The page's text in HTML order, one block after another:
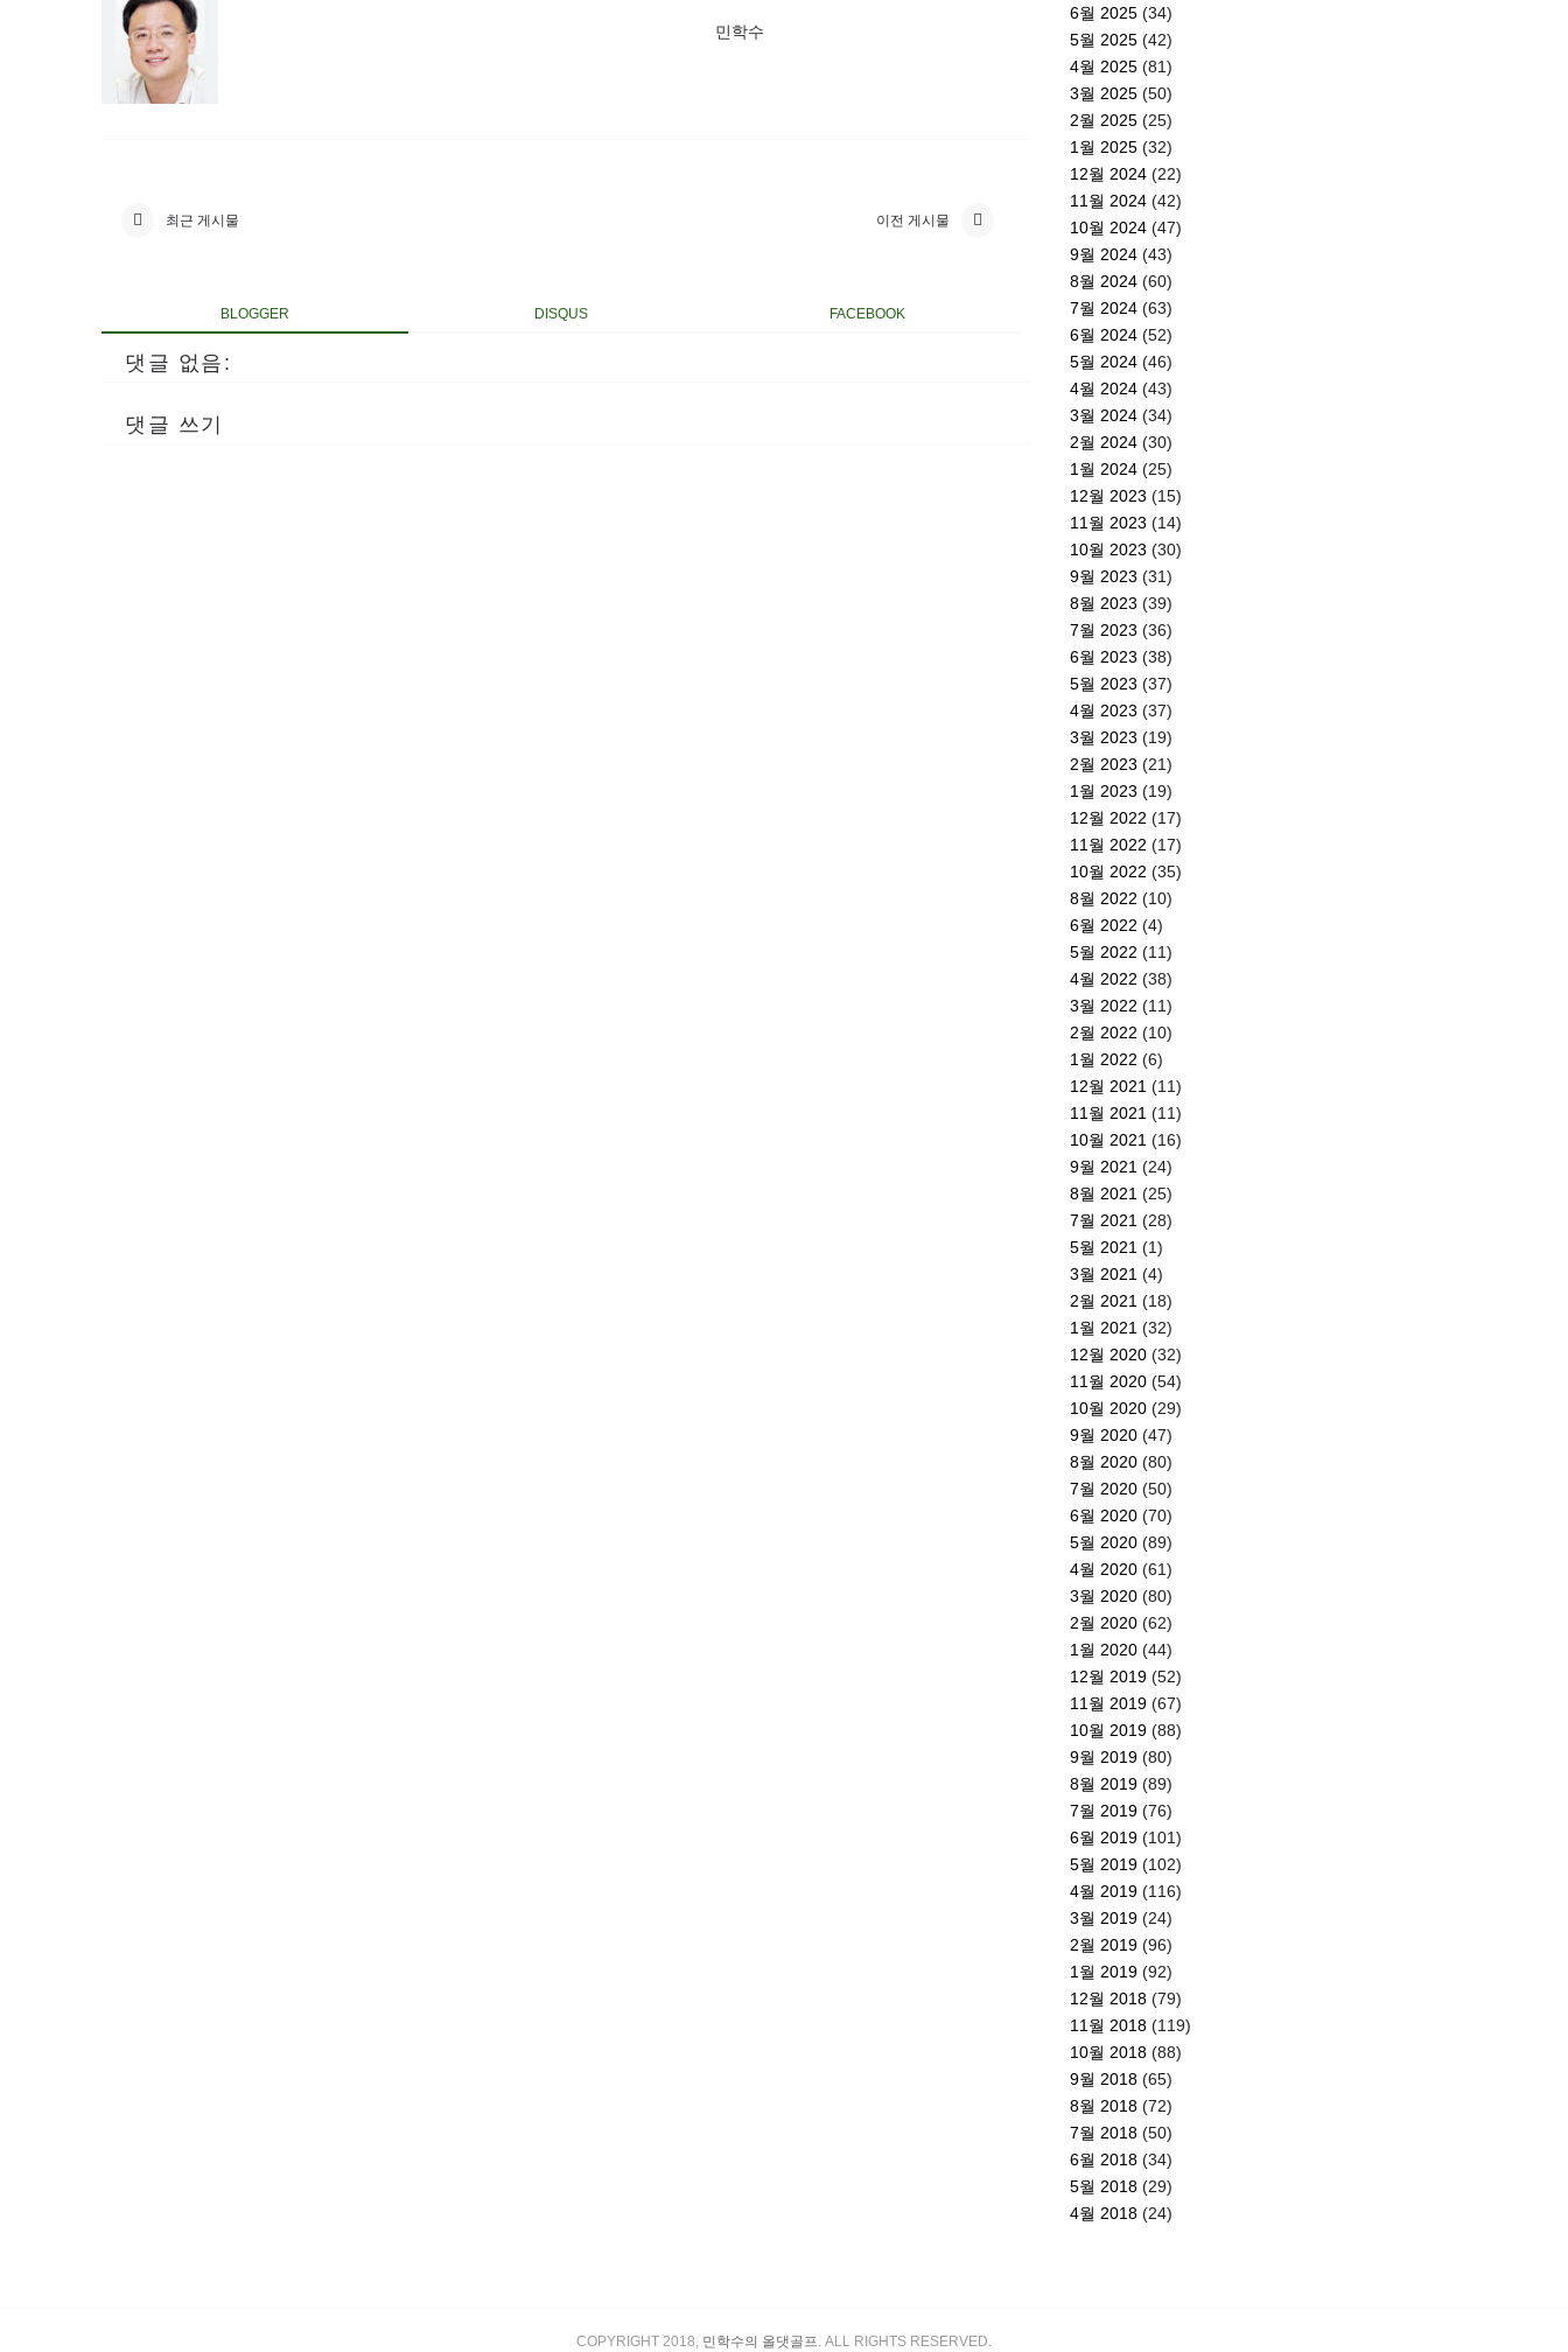
민학수
최근 게시물 이전 게시물
BLOGGER DISQUS FACEBOOK
댓글 없음:
댓글 쓰기
6월 2025 (34)
5월 2025 (42)
4월 2025 (81)
3월 2025 (50)
2월 2025 (25)
1월 2025 (32)
12월 2024 (22)
11월 2024 (42)
10월 2024 (47)
9월 2024 (43)
8월 2024 (60)
7월 2024 (63)
6월 2024 (52)
5월 2024 (46)
4월 2024 (43)
3월 2024 (34)
2월 2024 (30)
1월 2024 (25)
12월 2023 (15)
11월 2023 (14)
10월 2023 (30)
9월 2023 (31)
8월 2023 (39)
7월 2023 (36)
6월 2023 (38)
5월 2023 (37)
4월 2023 (37)
3월 2023 (19)
2월 2023 (21)
1월 2023 (19)
12월 2022 (17)
11월 2022 (17)
10월 2022 (35)
8월 2022 (10)
6월 2022 (4)
5월 2022 (11)
4월 2022 (38)
3월 2022 (11)
2월 2022 (10)
1월 2022 (6)
12월 2021 (11)
11월 2021 (11)
10월 2021 (16)
9월 2021 (24)
8월 2021 (25)
7월 2021 (28)
5월 2021 (1)
3월 2021 (4)
2월 2021 (18)
1월 2021 (32)
12월 2020 (32)
11월 2020 (54)
10월 2020 (29)
9월 2020 (47)
8월 2020 (80)
7월 2020 (50)
6월 2020 (70)
5월 2020 (89)
4월 2020 (61)
3월 2020 (80)
2월 2020 (62)
1월 2020 (44)
12월 2019 (52)
11월 2019 (67)
10월 2019 (88)
9월 2019 (80)
8월 2019 (89)
7월 2019 (76)
6월 2019 (101)
5월 2019 (102)
4월 2019 (116)
3월 2019 (24)
2월 2019 (96)
1월 2019 (92)
12월 2018 (79)
11월 2018 (119)
10월 2018 (88)
9월 2018 (65)
8월 2018 (72)
7월 2018 (50)
6월 2018 (34)
5월 2018 (29)
4월 2018 (24)
COPYRIGHT 2018, 민학수의 올댓골프. ALL RIGHTS RESERVED.